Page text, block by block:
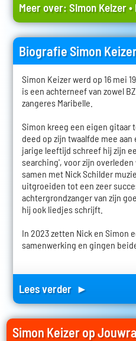
Meer over:Simon Keizer•
Biografie Simon
Simon Keizer werd op 16 mei
is een achterneef van zowel
zangeres Maribelle.
Simon kreeg een eigen gitaar
deed op zijn twaalfde mee aan
jarige leeftijd schreef hij zijn
searching', voor zijn
samen met Nick Schilder
uitgroeiden tot een zeer
achtergrondzanger van zijn
hij ook liedjes schrijft.
In 2023 zetten Nick en Simon
samenwerking en gingen
Lees verder ►
Simon Keizer op